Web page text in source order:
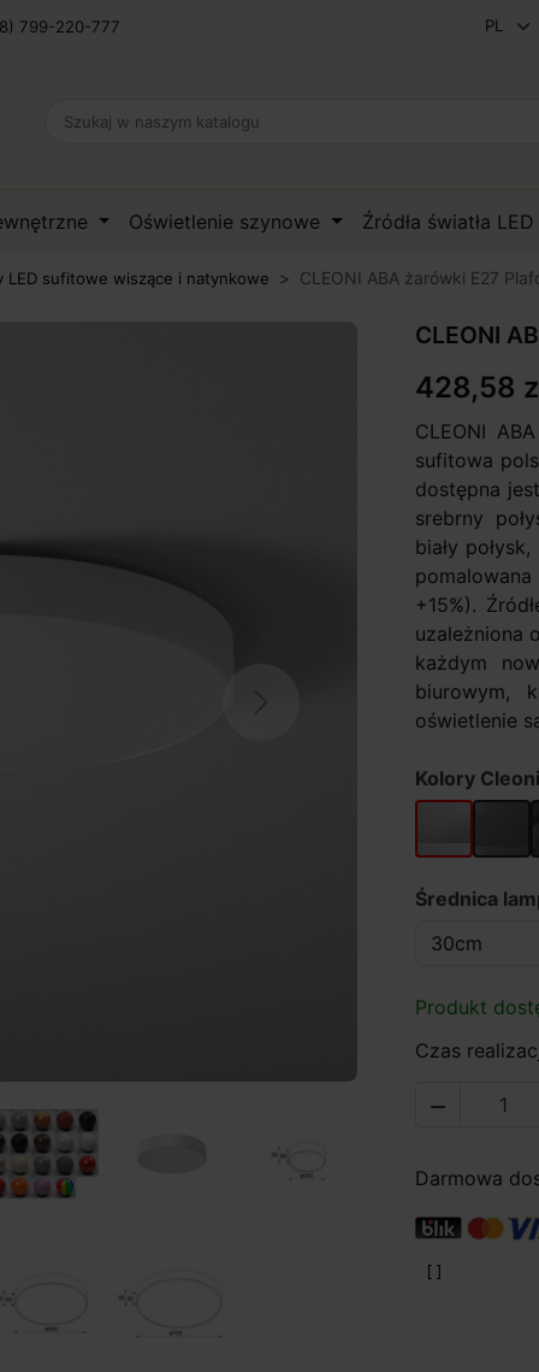
799-220-777
Oświetlenie szynowe Źródła światła LED
LED sufitowe wiszące i natynkowe CLEONI ABA żarówki E27
Next
CLEONI
428,58
CLEONI
sufitowa
dostępna
srebrny
biały
+15%).
uzależniona
każdym
biurowym,
oświetlenie
Kolory
srebrny mat
Średnica
Produkt
Czas

Darmowa